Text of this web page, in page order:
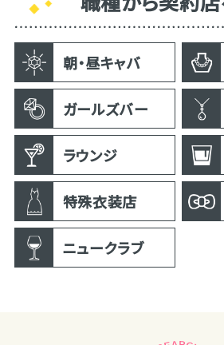
朝・昼キャバ
ガールズバー
ラウンジ
特殊衣装店
ニュークラブ